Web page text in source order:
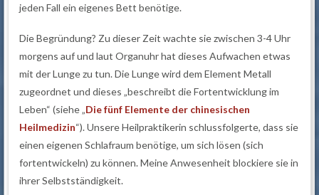
jeden Fall ein eigenes Bett benötige.
Die Begründung? Zu dieser Zeit wachte sie zwischen 3-4 Uhr
morgens auf und laut Organuhr hat dieses Aufwachen etwas
mit der Lunge zu tun. Die Lunge wird dem Element Metall
zugeordnet und dieses „beschreibt die Fortentwicklung im
Leben“ (siehe „Die fünf Elemente der chinesischen
Heilmedizin“). Unsere Heilpraktikerin schlussfolgerte, dass sie
einen eigenen Schlafraum benötige, um sich lösen (sich
fortentwickeln) zu können. Meine Anwesenheit blockiere sie in
ihrer Selbstständigkeit.